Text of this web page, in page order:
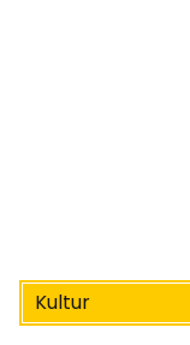
Kultur